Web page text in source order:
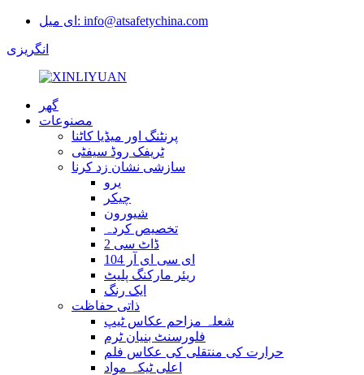
ای میل: info@atsafetychina.com
انگریزی
گھر
مصنوعات
پرنٹنگ اور میڈیا کاٹنا
ٹریفک روڈ سیفٹی
سازشی نشان زد کرنا
یرو
چیکر
شیورون
تخصیص کردہ
ڈاٹ سی 2
ای سی ای آر 104
ریئر مارکنگ پلیٹ
ایک رنگ
ذاتی حفاظت
شعلہ مزاحم عکاس ٹیپ
فلورسنٹ بنیان ٹرم
حرارت کی منتقلی کی عکاس فلم
اعلی ٹیکہ مواد